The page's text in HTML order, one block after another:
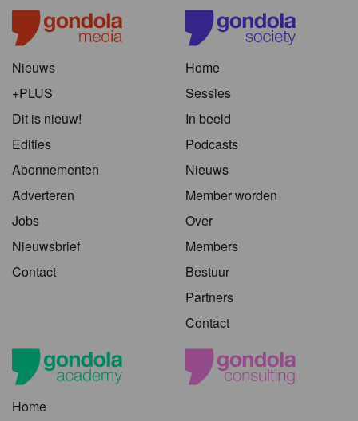
Nieuws
+PLUS
Dit is nieuw!
Edities
Abonnementen
Adverteren
Jobs
Nieuwsbrief
Contact
Home
Sessies
In beeld
Podcasts
Nieuws
Member worden
Over
Members
Bestuur
Partners
Contact
Home